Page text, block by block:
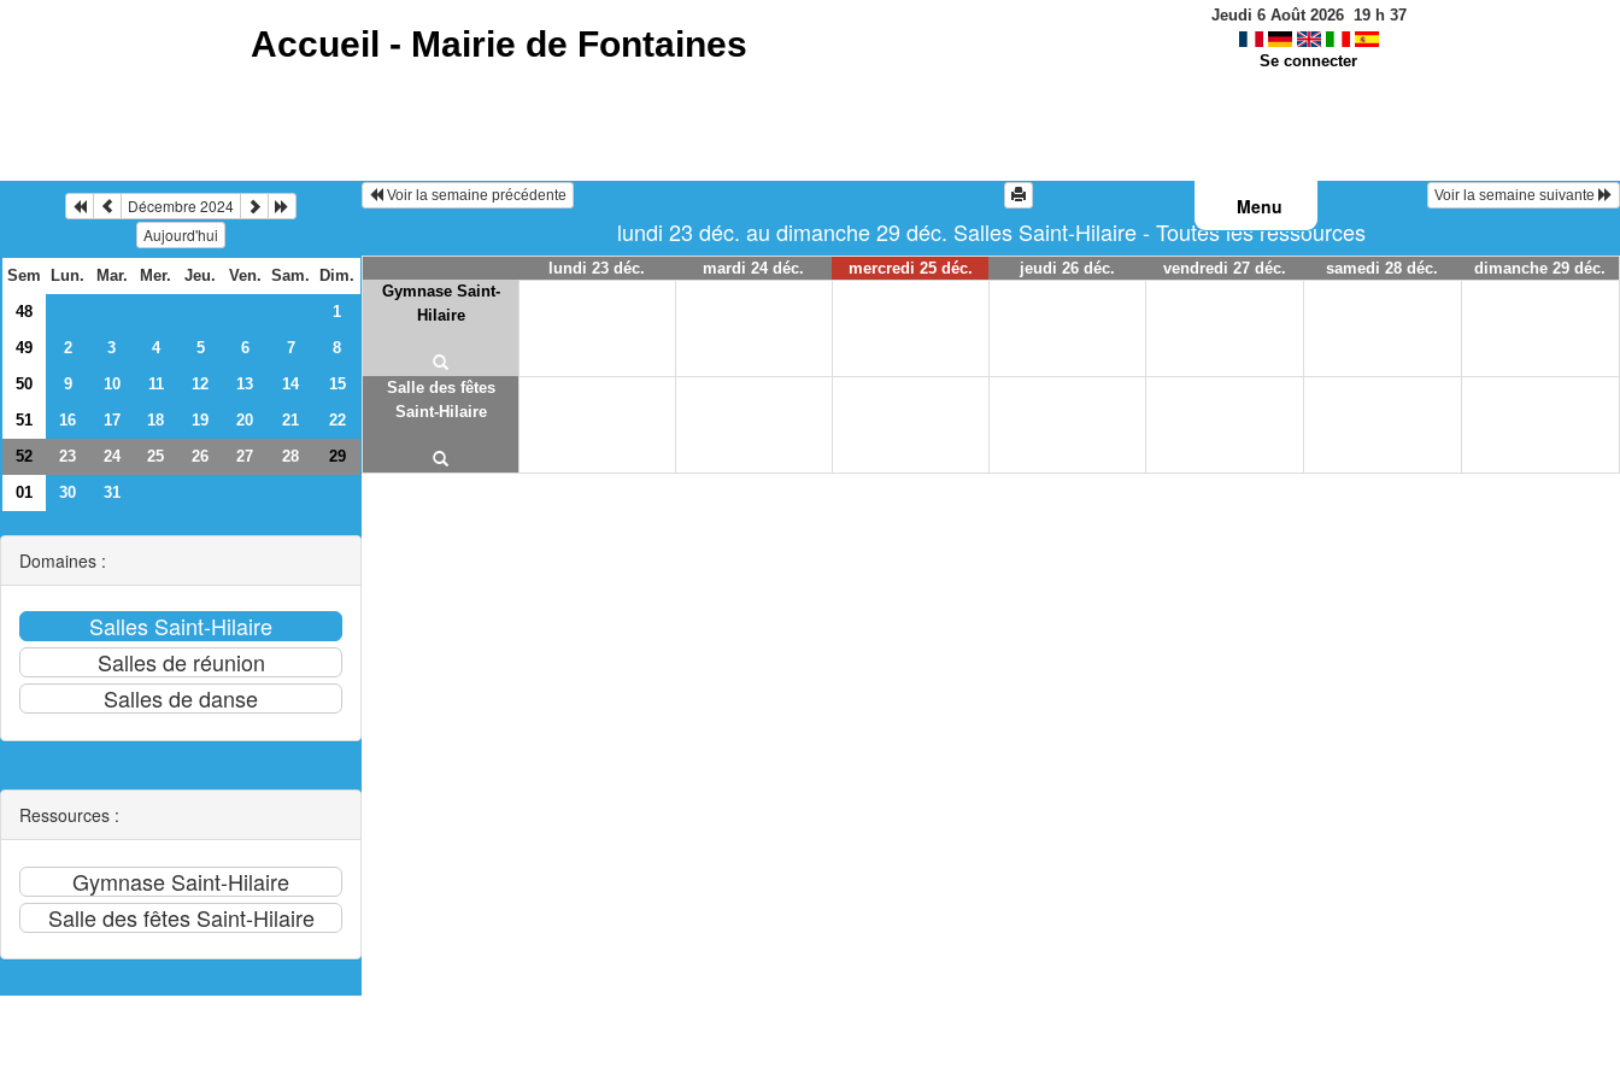
Accueil - Mairie de Fontaines
Jeudi 6 Août 2026 19h 37
Se connecter
Menu
Décembre 2024
Aujourd'hui
Sem Lun. Mar. Mer. Jeu. Ven. Sam. Dim.
48
1
49
2 3 4 5 6 7
8
50
9 10 11 12 13 14
15
51
16 17 18 19 20 21
22
52
23 24 25 26 27 28
29
01
30 31
Domaines :
Ressources :
Voir la semaine précédente Voir la semaine suivante
lundi 23 déc. au dimanche 29 déc. Salles Saint-Hilaire - Toutes les ressources
lundi 23 déc. mardi 24 déc. mercredi 25 déc. jeudi 26 déc. vendredi 27 déc. samedi 28 déc.
dimanche 29 déc.
Gymnase Saint-
Hilaire
Salle des fêtes
Saint-Hilaire